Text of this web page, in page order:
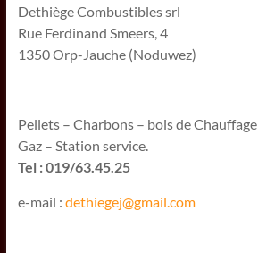
Dethiège Combustibles srl
Rue Ferdinand Smeers, 4
1350 Orp-Jauche (Noduwez)
Pellets – Charbons – bois de Chauffage
Gaz – Station service.
Tel : 019/63.45.25
e-mail : dethiegej@gmail.com